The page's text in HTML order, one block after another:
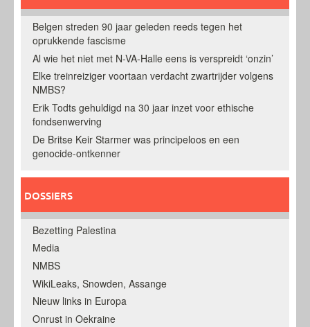
Belgen streden 90 jaar geleden reeds tegen het
oprukkende fascisme
Al wie het niet met N-VA-Halle eens is verspreidt ‘onzin’
Elke treinreiziger voortaan verdacht zwartrijder volgens
NMBS?
Erik Todts gehuldigd na 30 jaar inzet voor ethische
fondsenwerving
De Britse Keir Starmer was principeloos en een
genocide-ontkenner
DOSSIERS
Bezetting Palestina
Media
NMBS
WikiLeaks, Snowden, Assange
Nieuw links in Europa
Onrust in Oekraine